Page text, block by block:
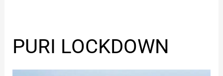
PURI LOCKDOWN
PURI
LOCKDOWN